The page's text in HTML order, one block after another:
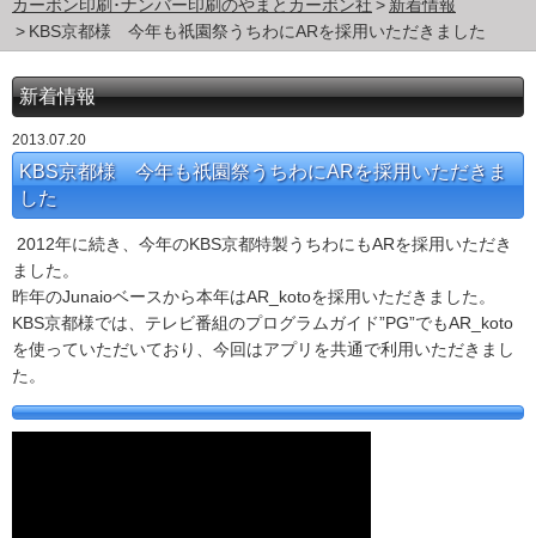
カーボン印刷･ナンバー印刷のやまとカーボン社
新着情報
KBS京都様 今年も祇園祭うちわにARを採用いただきました
新着情報
2013.07.20
KBS京都様 今年も祇園祭うちわにARを採用いただきま
した
2012年に続き、今年のKBS京都特製うちわにもARを採用いただき
ました。
昨年のJunaioベースから本年はAR_kotoを採用いただきました。
KBS京都様では、テレビ番組のプログラムガイド”PG”でもAR_koto
を使っていただいており、今回はアプリを共通で利用いただきまし
た。